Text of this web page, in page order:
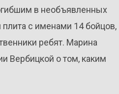
в необъявленных
с именами 14 бойцов,
ребят. Марина
Вербицкой о том, каким